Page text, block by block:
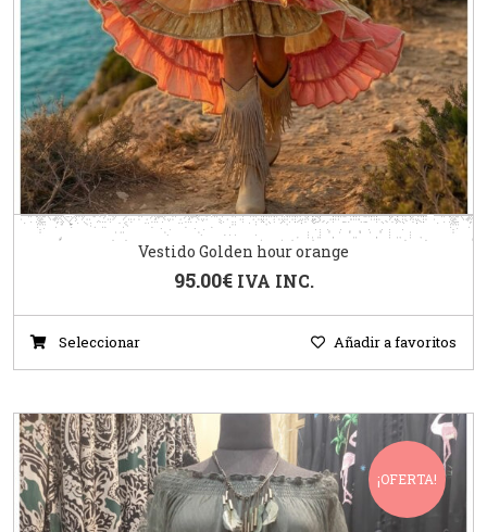
Vestido Golden hour orange
95.00€ IVA INC.
Seleccionar Añadir a favoritos
¡OFERTA!